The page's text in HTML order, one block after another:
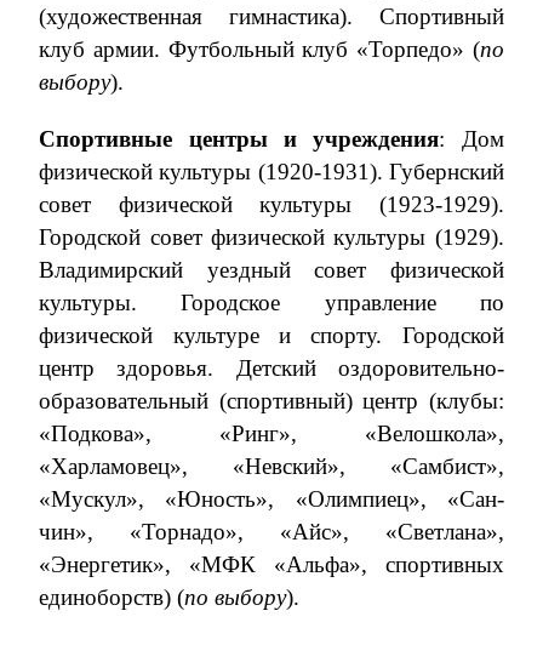
(художественная гимнастика). Спортивный
клуб армии. Футбольный клуб «Торпедо» (по
выбору).
Спортивные центры и учреждения: Дом
физической культуры (1920-1931). Губернский
совет физической культуры (1923-1929).
Городской совет физической культуры (1929).
Владимирский уездный совет физической
культуры. Городское управление по
физической культуре и спорту. Городской
центр здоровья. Детский оздоровительно-
образовательный (спортивный) центр (клубы:
«Подкова», «Ринг», «Велошкола»,
«Харламовец», «Невский», «Самбист»,
«Мускул», «Юность», «Олимпиец», «Сан-
чин», «Торнадо», «Айс», «Светлана»,
«Энергетик», «МФК «Альфа», спортивных
единоборств) (по выбору).